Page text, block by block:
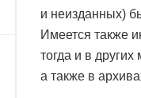
и неизданных)
Имеется также
тогда и в
а также в